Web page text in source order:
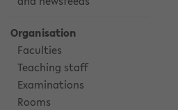
Organisation
Faculties
Teaching staff
Examinations
Rooms